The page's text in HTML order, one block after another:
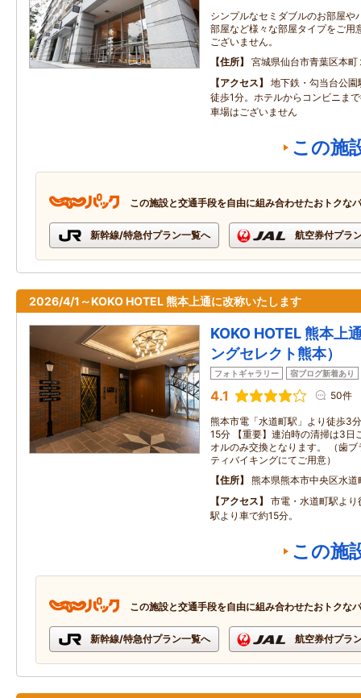
シンプルなセミダブルのお部屋や
部屋など様々な部屋タイプをご用
ございません。
住所
宮城県仙台市青葉区本
アクセス
地下鉄・勾当台公
徒歩1分。ホテルからコンビニま
車場はございません
この施
この施設と交通手段を自由に組み合わせたおトクな
新幹線/特急付プラン一覧へ 航空券付プラ
2026/4/1～KOKO HOTEL 熊本上通に改称いたします
KOKO HOTEL 熊本上
ングセレクト熊本）
フォトギャラリー 宿ブログ新着あり
4.1 50件
熊本市電「水道町駅」より徒歩3
15分 【重要】連泊時の清掃は3日
オルのみ交換となります。 （歯
ティバイキングにてご用意）
住所
熊本県熊本市中央区水道
アクセス
市電・水道町駅よ
駅より車で約15分。
この施
この施設と交通手段を自由に組み合わせたおトクな
新幹線/特急付プラン一覧へ 航空券付プラ